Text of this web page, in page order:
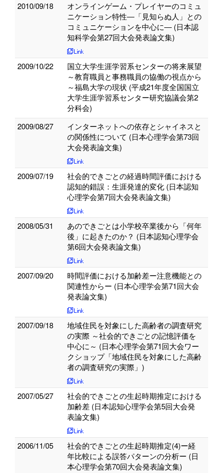
2010/09/18
オンラインゲーム・プレイヤーのコミュ
ニケーション特性―「見知らぬ人」との
コミュニケーションを中心に― (日本認
知科学会第27回大会発表論文集)
2009/10/22
国立大学生涯学習系センターの将来展望
～教育職員と事務職員の協働の視点から
～福島大学の現状 (平成21年度全国国立
大学生涯学習系センター研究協議会第2
分科会)
2009/08/27
インターネットへの依存とシャイネスと
の関係性について (日本心理学会第73回
大会発表論文集)
2009/07/19
社会的できごとの経過時間評価における
認知的錯誤：生涯発達的変化 (日本認知
心理学会第7回大会発表論文集)
2008/05/31
あのできごとは小学校卒業後から「何年
後」に起きたのか？ (日本認知心理学会
第6回大会発表論文集)
2007/09/20
時間評価における加齢差ー注意機能との
関連性からー (日本心理学会第71回大会
発表論文集)
2007/09/18
地域住民を対象にした高齢者の調査研究
の実際 ～社会的できごとの記憶評価を
中心に～ (日本心理学会第71回大会ワー
クショップ「地域住民を対象にした高齢
者の調査研究の実際」)
2007/05/27
社会的できごとの生起時期推定における
加齢差 (日本認知心理学会第5回大会発
表論文集)
2006/11/05
社会的できごとの生起時期推定(4)ー経
年比較による誤答パターンの分析ー (日
本心理学会第70回大会発表論文集)